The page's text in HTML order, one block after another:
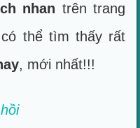
nhan trên trang
thể tìm thấy rất
, mới nhất!!!